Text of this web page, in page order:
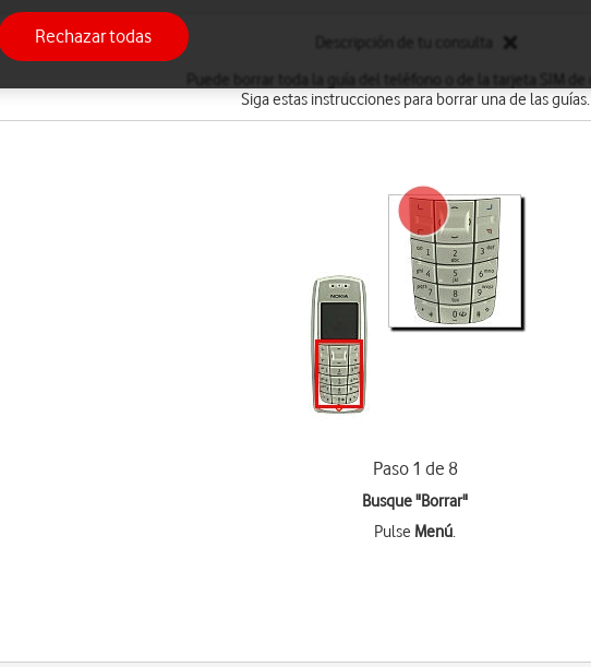
Siga estas instrucciones para borrar una de las guías.
Paso 1 de 8
Busque "Borrar"
Pulse Menú.
Rechazar todas